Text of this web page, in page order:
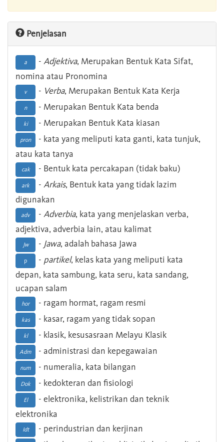
Penjelasan
a - Adjektiva, Merupakan Bentuk Kata Sifat,
nomina atau Pronomina
v - Verba, Merupakan Bentuk Kata Kerja
n - Merupakan Bentuk Kata benda
ki - Merupakan Bentuk Kata kiasan
pron
- kata yang meliputi kata ganti, kata tunjuk,
atau kata tanya
cak - Bentuk kata percakapan (tidak baku)
ark - Arkais, Bentuk kata yang tidak lazim
digunakan
adv - Adverbia, kata yang menjelaskan verba,
adjektiva, adverbia lain, atau kalimat
Jw - Jawa, adalah bahasa Jawa
p - partikel, kelas kata yang meliputi kata
depan, kata sambung, kata seru, kata sandang,
ucapan salam
hor - ragam hormat, ragam resmi
kas - kasar, ragam yang tidak sopan
kl - klasik, kesusasraan Melayu Klasik
Adm - administrasi dan kepegawaian
num - numeralia, kata bilangan
Dok - kedokteran dan fisiologi
El
- elektronika, kelistrikan dan teknik
elektronika
Idt
- perindustrian dan kerjinan